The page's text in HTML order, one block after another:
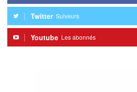
Twitter Suiveurs
Youtube Les abonnés